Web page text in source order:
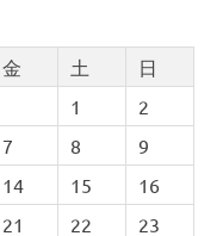
金 土
日
1
2
7 8
9
14 15
16
21 22
23